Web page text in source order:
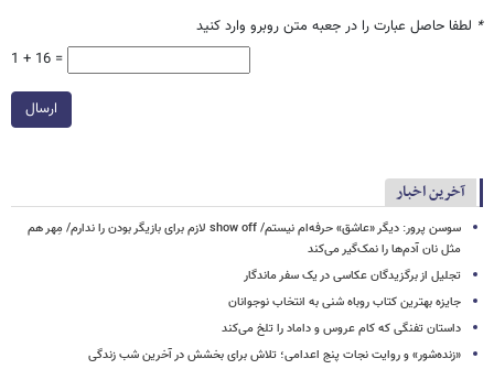
* لطفا حاصل عبارت را در جعبه متن روبرو وارد کنید
1 + 16 =
ارسال
آخرین اخبار
سوسن پرور: دیگر «عاشق» حرفه‌ام نیستم/ show off لازم برای بازیگر بودن را ندارم/ مِهر هم
مثل نان آدم‌ها را نمک‌گیر می‌کند
تجلیل از برگزیدگان عکاسی در یک سفر ماندگار
جایزه بهترین کتاب روباه شنی به انتخاب نوجوانان
داستان تفنگی که کام عروس و داماد را تلخ می‌کند
«زنده‌شور» و روایت نجات پنج اعدامی؛ تلاش برای بخشش در آخرین شب زندگی